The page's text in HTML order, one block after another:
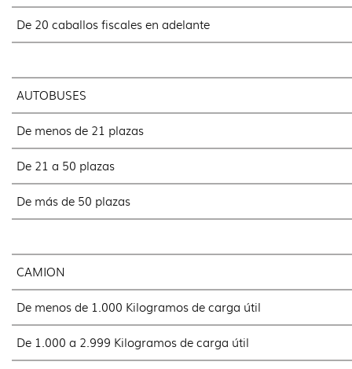
De 20 caballos fiscales en adelante
AUTOBUSES
De menos de 21 plazas
De 21 a 50 plazas
De más de 50 plazas
CAMION
De menos de 1.000 Kilogramos de carga útil
De 1.000 a 2.999 Kilogramos de carga útil